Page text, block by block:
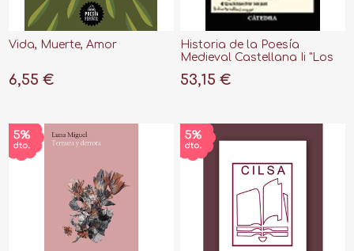
Vida, Muerte, Amor
6,55 €
Historia de la Poesía
Medieval Castellana Ii "Los
53,15 €